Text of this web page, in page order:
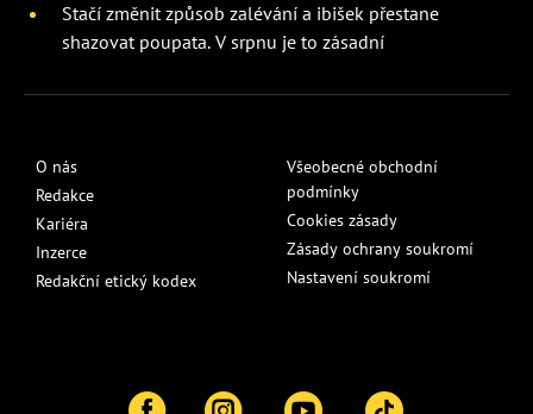
Stačí změnit způsob zalévání a ibišek přestane
shazovat poupata. V srpnu je to zásadní
O nás
Redakce
Kariéra
Inzerce
Redakční etický kodex
Všeobecné obchodní
podmínky
Cookies zásady
Zásady ochrany soukromí
Nastavení soukromí